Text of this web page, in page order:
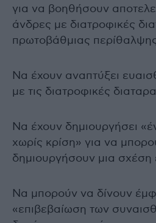
για να βοηθήσουν
άνδρες με διατροφικές
πρωτοβάθμιας
Να έχουν αναπτύξει
με τις διατροφικές
Να έχουν δημιουργήσει
χωρίς κρίση» για να
δημιουργήσουν μια σχέση
Να μπορούν να δίνουν
«επιβεβαίωση των